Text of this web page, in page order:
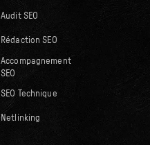
Audit SEO
Rédaction SEO
Accompagnement
SEO
SEO Technique
Netlinking